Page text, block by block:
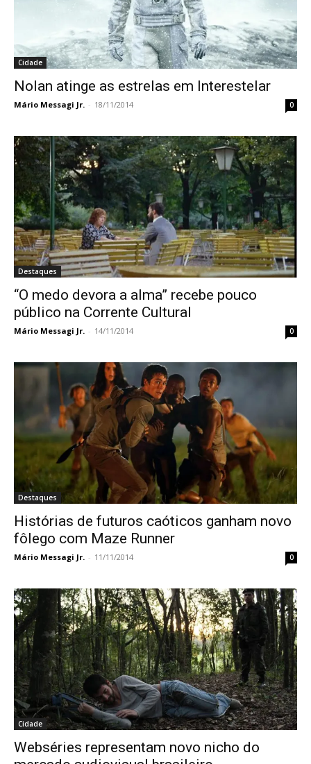
Cidade
Nolan atinge as estrelas em Interestelar
Mário Messagi Jr. - 18/11/2014 0
Destaques
“O medo devora a alma” recebe pouco
público na Corrente Cultural
Mário Messagi Jr. - 14/11/2014 0
Destaques
Histórias de futuros caóticos ganham novo
fôlego com Maze Runner
Mário Messagi Jr. - 11/11/2014 0
Cidade
Webséries representam novo nicho do